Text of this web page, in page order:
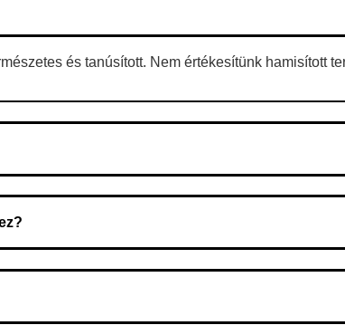
és tanúsított. Nem értékesítünk hamisított